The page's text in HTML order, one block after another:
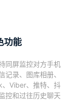
功能
同屏监控对方手机
录、图库相册、
Viber、推特、抖
控和过往历史聊天